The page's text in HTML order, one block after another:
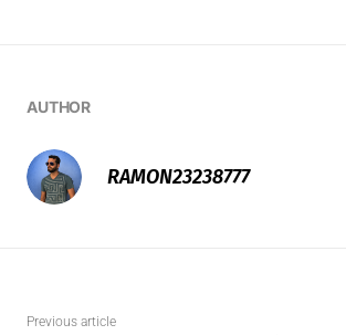
AUTHOR
RAMON23238777
Previous article